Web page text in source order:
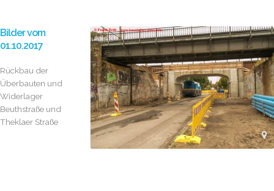
Bilder vom
01.10.2017
Rückbau der
Überbauten und
Widerlager
Beuthstraße und
Theklaer Straße